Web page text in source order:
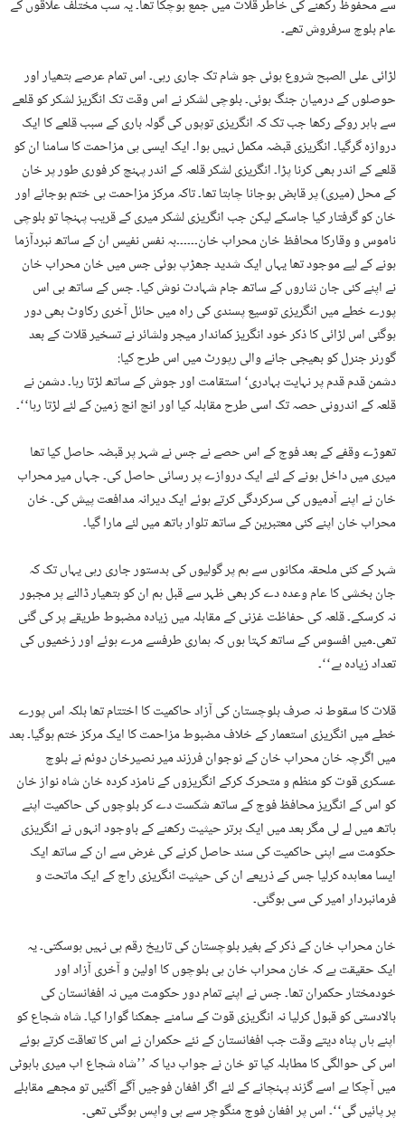
سے محفوظ رکھنے کی خاطر قلات میں جمع ہوچکا تھا۔ یہ سب مختلف علاقوں کے
عام بلوچ سرفروش تھے۔
لڑائی علی الصبح شروع ہوئی جو شام تک جاری رہی۔ اس تمام عرصے ہتھیار اور
حوصلوں کے درمیان جنگ ہوئی۔ بلوچی لشکر نے اس وقت تک انگریز لشکر کو قلعے
سے باہر روکے رکھا جب تک کہ انگریزی توپوں کی گولہ باری کے سبب قلعے کا ایک
دروازہ گرگیا۔ انگریزی قبضہ مکمل نہیں ہوا۔ ایک ایسی ہی مزاحمت کا سامنا ان کو
قلعے کے اندر بھی کرنا پڑا۔ انگریزی لشکر قلعہ کے اندر پہنچ کر فوری طور پر خان
کے محل (میری) پر قابض ہوجانا چاہتا تھا۔ تاکہ مرکز مزاحمت ہی ختم ہوجائے اور
خان کو گرفتار کیا جاسکے لیکن جب انگریزی لشکر میری کے قریب پہنچا تو بلوچی
ناموس و وقارکا محافظ خان محراب خان۔۔۔۔۔۔بہ نفس نفیس ان کے ساتھ نبردآزما
ہونے کے لیے موجود تھا یہاں ایک شدید جھڑپ ہوئی جس میں خان محراب خان
نے اپنے کئی جان نثاروں کے ساتھ جام شہادت نوش کیا۔ جس کے ساتھ ہی اس
پورے خطے میں انگریزی توسیع پسندی کی راہ میں حائل آخری رکاوٹ بھی دور
ہوگئی اس لڑائی کا ذکر خود انگریز کماندار میجر ولشائر نے تسخیر قلات کے بعد
گورنر جنرل کو بھیجی جانے والی رپورٹ میں اس طرح کیا:
دشمن قدم قدم پر نہایت بہادری‘ استقامت اور جوش کے ساتھ لڑتا رہا۔ دشمن نے
قلعہ کے اندرونی حصہ تک اسی طرح مقابلہ کیا اور انچ انچ زمین کے لئے لڑتا رہا‘‘۔
تھوڑے وقفے کے بعد فوج کے اس حصے نے جس نے شہر پر قبضہ حاصل کیا تھا
میری میں داخل ہونے کے لئے ایک دروازے پر رسائی حاصل کی۔ جہاں میر محراب
خان نے اپنے آدمیوں کی سرکردگی کرتے ہوئے ایک دیرانہ مدافعت پیش کی۔ خان
محراب خان اپنے کئی معتبرین کے ساتھ تلوار ہاتھ میں لئے مارا گیا۔
شہر کے کئی ملحقہ مکانوں سے ہم پر گولیوں کی بدستور جاری رہی یہاں تک کہ
جان بخشی کا عام وعدہ دے کر بھی ظہر سے قبل ہم ان کو ہتھیار ڈالنے پر مجبور
نہ کرسکے۔ قلعہ کی حفاظت غزنی کے مقابلہ میں زیادہ مضبوط طریقے پر کی گئی
تھی۔میں افسوس کے ساتھ کہتا ہوں کہ ہماری طرفسے مرے ہوئے اور زخمیوں کی
تعداد زیادہ ہے‘‘۔
قلات کا سقوط نہ صرف بلوچستان کی آزاد حاکمیت کا اختتام تھا بلکہ اس پورے
خطے میں انگریزی استعمار کے خلاف مضبوط مزاحمت کا ایک مرکز ختم ہوگیا۔ بعد
میں اگرچہ خان محراب خان کے نوجوان فرزند میر نصیرخان دوئم نے بلوچ
عسکری قوت کو منظم و متحرک کرکے انگریزوں کے نامزد کردہ خان شاہ نواز خان
کو اس کے انگریز محافظ فوج کے ساتھ شکست دے کر بلوچوں کی حاکمیت اپنے
ہاتھ میں لے لی مگر بعد میں ایک برتر حیثیت رکھنے کے باوجود انہوں نے انگریزی
حکومت سے اپنی حاکمیت کی سند حاصل کرنے کی غرض سے ان کے ساتھ ایک
ایسا معاہدہ کرلیا جس کے ذریعے ان کی حیثیت انگریزی راج کے ایک ماتحت و
فرمانبردار امیر کی سی ہوگئی۔
خان محراب خان کے ذکر کے بغیر بلوچستان کی تاریخ رقم ہی نہیں ہوسکتی۔ یہ
ایک حقیقت ہے کہ خان محراب خان ہی بلوچوں کا اولین و آخری آزاد اور
خودمختار حکمران تھا۔ جس نے اپنے تمام دور حکومت میں نہ افغانستان کی
بالادستی کو قبول کرلیا نہ انگریزی قوت کے سامنے جھکنا گوارا کیا۔ شاہ شجاع کو
اپنے ہاں پناہ دیتے وقت جب افغانستان کے نئے حکمران نے اس کا تعاقت کرتے ہوئے
اس کی حوالگی کا مطابلہ کیا تو خان نے جواب دیا کہ ’’شاہ شجاع اب میری باہوٹی
میں آچکا ہے اسے گزند پہنچانے کے لئے اگر افغان فوجیں آگے آگئیں تو مجھے مقابلے
پر پائیں گی‘‘۔ اس پر افغان فوج منگوچر سے ہی واپس ہوگئی تھی۔